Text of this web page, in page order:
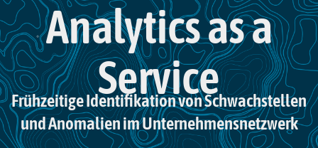
Analytics as a
Service
Frühzeitige Identifikation von Schwachstellen
und Anomalien im Unternehmensnetzwerk